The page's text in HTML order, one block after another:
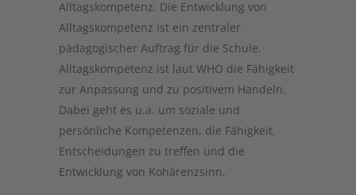
Alltagskompetenz. Die Entwicklung von
Alltagskompetenz ist ein zentraler
pädagogischer Auftrag für die Schule.
Alltagskompetenz ist laut WHO die Fähigkeit
zur Anpassung und zu positivem Handeln.
Dabei geht es u.a. um soziale und
persönliche Kompetenzen, die Fähigkeit,
Entscheidungen zu treffen und die
Entwicklung von Kohärenzsinn.